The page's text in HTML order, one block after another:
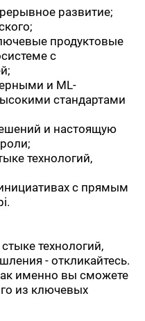
развитие;
продуктовые
с
и ML-
стандартами
и настоящую
технологий,
инициативах с прямым
технологий,
- откликайтесь.
именно вы сможете
из ключевых